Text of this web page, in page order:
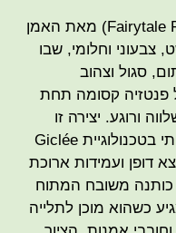
הציור "פרחים מהאגדות" (Fairytale Flowers) מאת האמן
צבעוני וחלומי, שבו
סגול וצהוב
פנטזיה קסומה תחת
ורוגע. יצירה זו
מוצעת למכירה כהדפס קנבס איכותי בטכנולוגיית Giclée
דופן ועמידות ארוכת
כותנה משובח המתוח
כשהוא מוכן לתלייה